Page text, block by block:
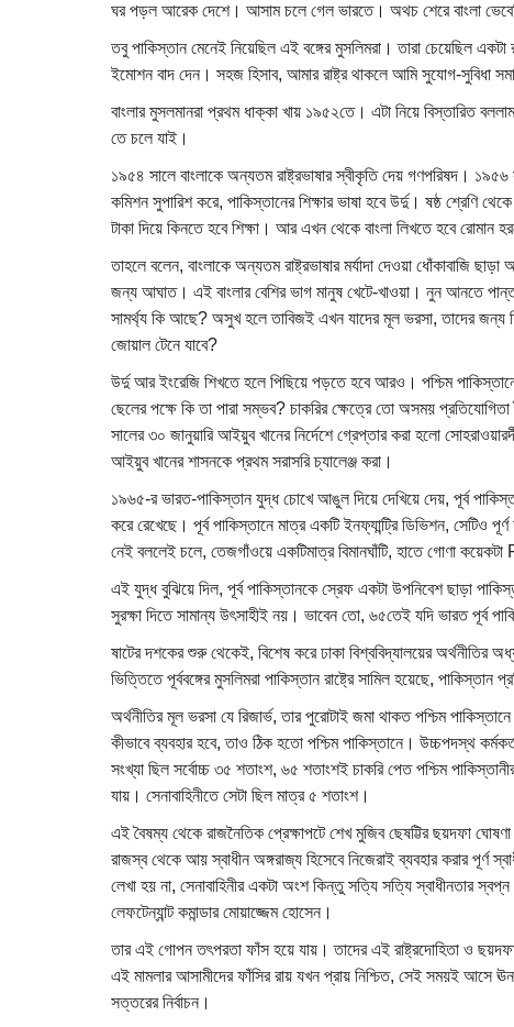
ঘর পড়ল আরেক দেশে। আসাম চলে গেল ভারতে। অথচ শেরে বাংলা
তবু পাকিস্তান মেনেই নিয়েছিল এই বঙ্গের মুসলিমরা। তারা চেয়েছিল
ইমোশন বাদ দেন। সহজ হিসাব, আমার রাষ্ট্র থাকলে আমি সুযোগ-সুবিধা
বাংলার মুসলমানরা প্রথম ধাক্কা খায় ১৯৫২তে। এটা নিয়ে বিস্তারিত
তে চলে যাই।
১৯৫৪ সালে বাংলাকে অন্যতম রাষ্ট্রভাষার স্বীকৃতি দেয় গণপরিষদ।
কমিশন সুপারিশ করে, পাকিস্তানের শিক্ষার ভাষা হবে উর্দু। ষষ্ঠ শ্রেণি
টাকা দিয়ে কিনতে হবে শিক্ষা। আর এখন থেকে বাংলা লিখতে হবে রোমান
তাহলে বলেন, বাংলাকে অন্যতম রাষ্ট্রভাষার মর্যাদা দেওয়া ধোঁকাবাজি
জন্য আঘাত। এই বাংলার বেশির ভাগ মানুষ খেটে-খাওয়া। নুন আনতে
সামর্থ্য কি আছে? অসুখ হলে তাবিজই এখন যাদের মূল ভরসা, তাদের জন্য
জোয়াল টেনে যাবে?
উর্দু আর ইংরেজি শিখতে হলে পিছিয়ে পড়তে হবে আরও। পশ্চিম
ছেলের পক্ষে কি তা পারা সম্ভব? চাকরির ক্ষেত্রে তো অসময়
সালের ৩০ জানুয়ারি আইয়ুব খানের নির্দেশে গ্রেপ্তার করা হলো
আইয়ুব খানের শাসনকে প্রথম সরাসরি চ্যালেঞ্জ করা।
১৯৬৫-র ভারত-পাকিস্তান যুদ্ধ চোখে আঙুল দিয়ে দেখিয়ে দেয়, পূর্ব
করে রেখেছে। পূর্ব পাকিস্তানে মাত্র একটি ইনফ্যান্ট্রি ডিভিশন, সেটিও
নেই বললেই চলে, তেজগাঁওয়ে একটিমাত্র বিমানঘাঁটি, হাতে গোণা
এই যুদ্ধ বুঝিয়ে দিল, পূর্ব পাকিস্তানকে স্রেফ একটা উপনিবেশ ছাড়া
সুরক্ষা দিতে সামান্য উৎসাহীই নয়। ভাবেন তো, ৬৫তেই যদি ভারত পূর্ব
ষাটের দশকের শুরু থেকেই, বিশেষ করে ঢাকা বিশ্ববিদ্যালয়ের অর্থনীতির
ভিত্তিতে পূর্ববঙ্গের মুসলিমরা পাকিস্তান রাষ্ট্রে সামিল হয়েছে, পাকিস্তান
অর্থনীতির মূল ভরসা যে রিজার্ভ, তার পুরোটাই জমা থাকত পশ্চিম
কীভাবে ব্যবহার হবে, তাও ঠিক হতো পশ্চিম পাকিস্তানে। উচ্চপদস্থ
সংখ্যা ছিল সর্বোচ্চ ৩৫ শতাংশ, ৬৫ শতাংশই চাকরি পেত পশ্চিম
যায়। সেনাবাহিনীতে সেটা ছিল মাত্র ৫ শতাংশ।
এই বৈষম্য থেকে রাজনৈতিক প্রেক্ষাপটে শেখ মুজিব ছেষট্টির ছয়দফা
রাজস্ব থেকে আয় স্বাধীন অঙ্গরাজ্য হিসেবে নিজেরাই ব্যবহার করার
লেখা হয় না, সেনাবাহিনীর একটা অংশ কিন্তু সত্যি সত্যি স্বাধীনতার
লেফটেন্যান্ট কমান্ডার মোয়াজ্জেম হোসেন।
তার এই গোপন তৎপরতা ফাঁস হয়ে যায়। তাদের এই রাষ্ট্রদোহিতা ও
এই মামলার আসামীদের ফাঁসির রায় যখন প্রায় নিশ্চিত, সেই সময়ই
সত্তরের নির্বাচন।